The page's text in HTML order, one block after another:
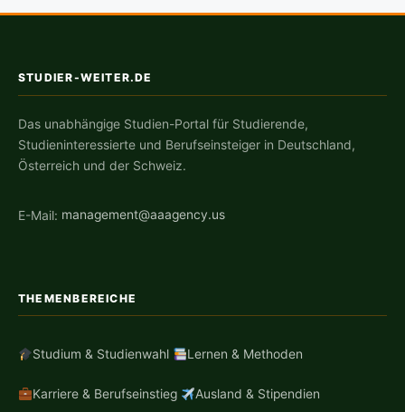
STUDIER-WEITER.DE
Das unabhängige Studien-Portal für Studierende,
Studieninteressierte und Berufseinsteiger in Deutschland,
Österreich und der Schweiz.
E-Mail: management@aaagency.us
THEMENBEREICHE
Studium & Studienwahl Lernen & Methoden
Karriere & Berufseinstieg Ausland & Stipendien